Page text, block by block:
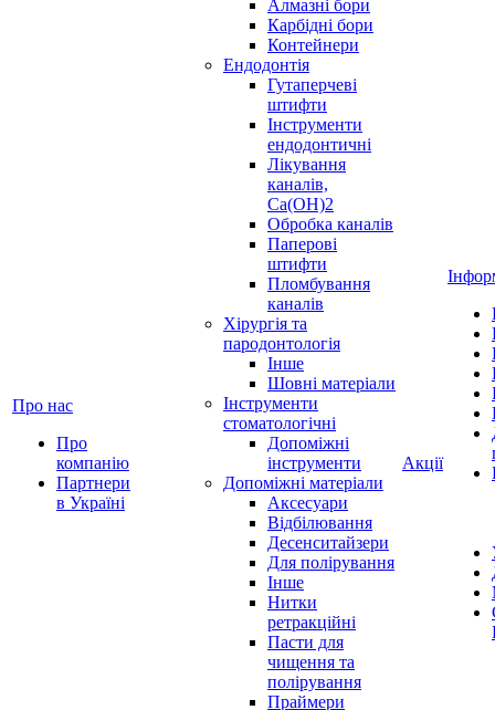
Про нас
Про
компанію
Партнери
в Україні
Алмазні бори
Карбідні бори
Контейнери
Ендодонтія
Гутаперчеві
штифти
Інструменти
ендодонтичні
Лікування
каналів,
Ca(OH)2
Обробка каналів
Паперові
штифти
Пломбування
каналів
Хірургія та
пародонтологія
Інше
Шовні матеріали
Інструменти
стоматологічні
Допоміжні
інструменти
Допоміжні матеріали
Аксесуари
Відбілювання
Десенситайзери
Для полірування
Інше
Нитки
ретракційні
Пасти для
чищення та
полірування
Праймери
Акції